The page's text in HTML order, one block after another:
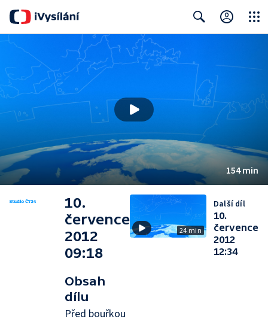
154 min
10.
července
2012
09:18
Obsah
dílu
Před bouřkou
24 min
Další díl
10.
července
2012
12:34